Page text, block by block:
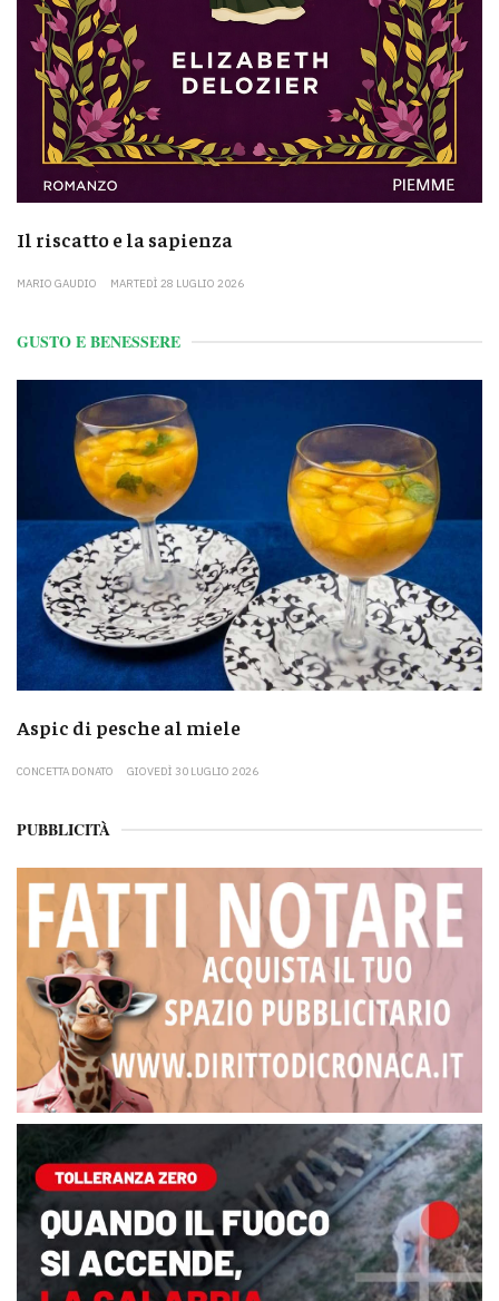
Il riscatto e la sapienza
MARIO GAUDIO MARTEDÌ 28 LUGLIO 2026
GUSTO E BENESSERE
Aspic di pesche al miele
CONCETTA DONATO GIOVEDÌ 30 LUGLIO 2026
PUBBLICITÀ